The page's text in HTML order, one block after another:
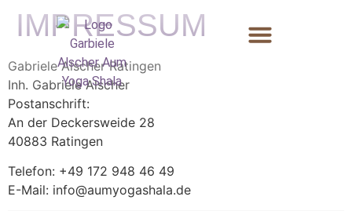
IMPRESSUM
Gabriele Alscher Ratingen
Inh. Gabriele Alscher
Postanschrift:
An der Deckersweide 28
40883 Ratingen
Telefon: +49 172 948 46 49
E-Mail: info@aumyogashala.de